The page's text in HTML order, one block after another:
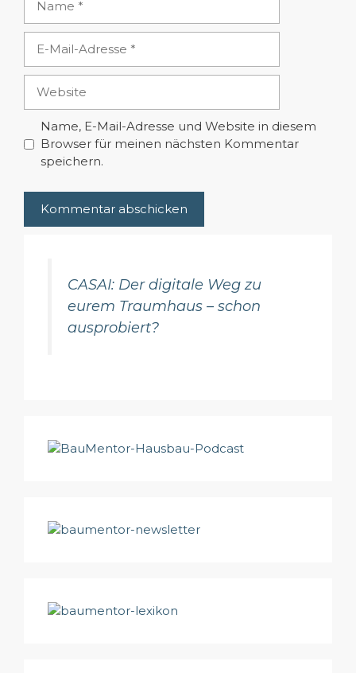
Mail-
Adresse
Name, E-Mail-Adresse und Website in diesem
Browser für meinen nächsten Kommentar
speichern.
CASAI: Der digitale Weg zu
eurem Traumhaus – schon
ausprobiert?